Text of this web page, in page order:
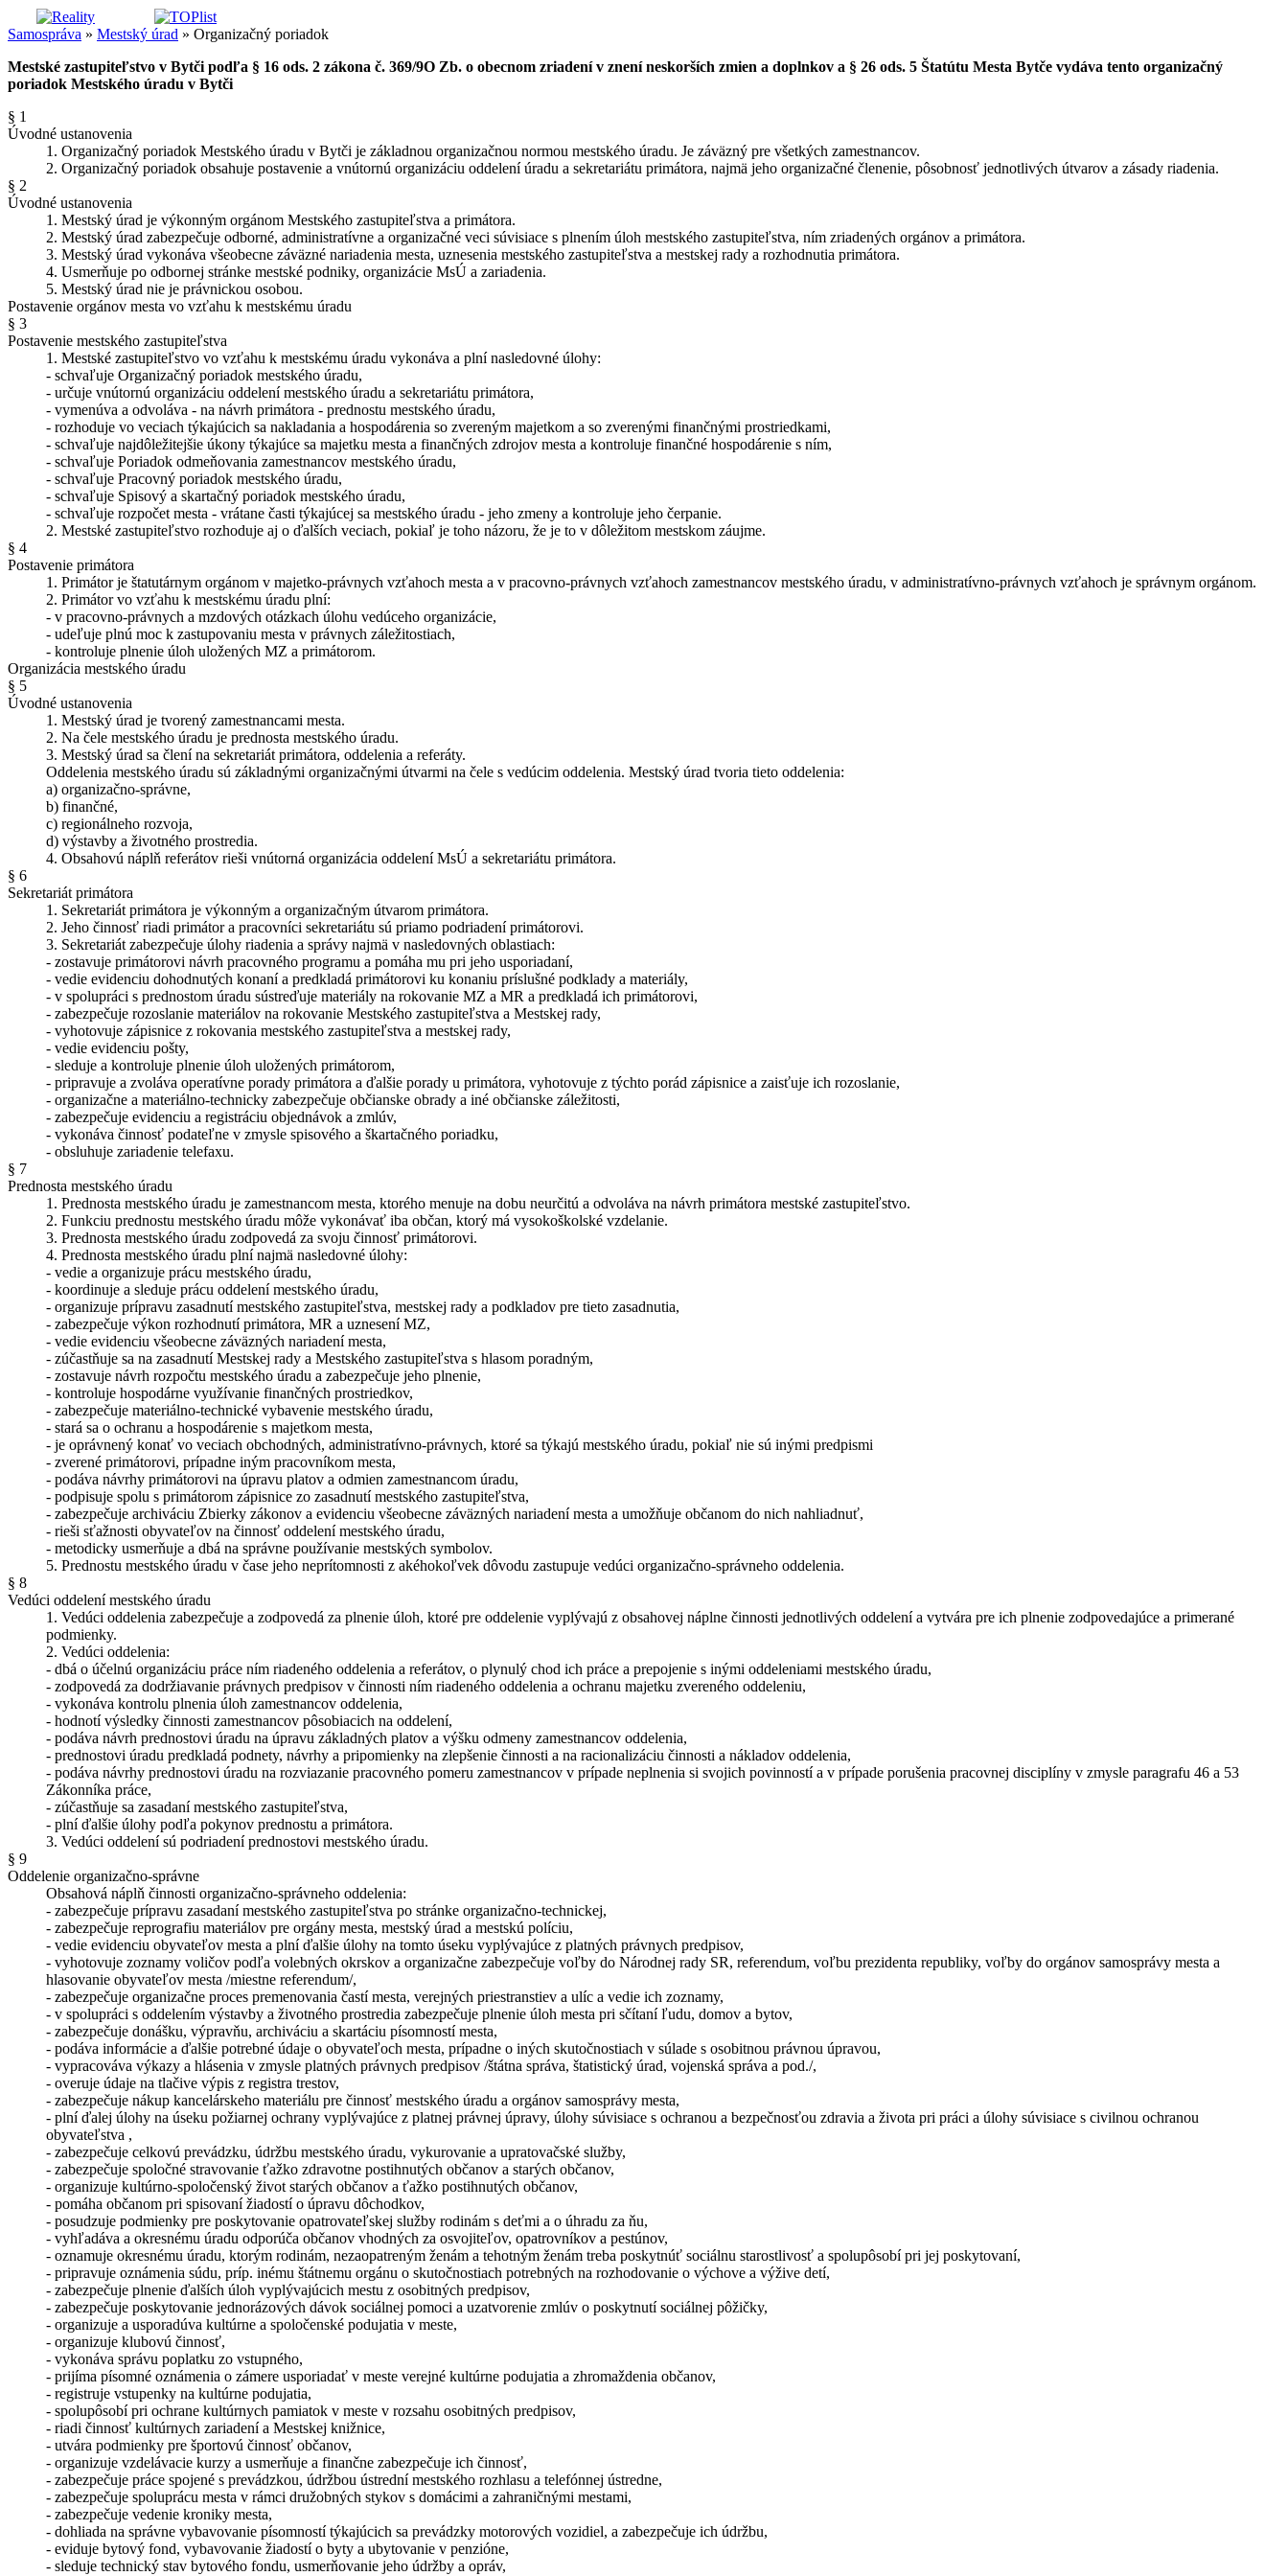
Samospráva » Mestský úrad » Organizačný poriadok
Mestské zastupiteľstvo v Bytči podľa § 16 ods. 2 zákona č. 369/9O Zb. o obecnom zriadení v znení neskorších zmien a doplnkov a § 26 ods. 5 Štatútu Mesta Bytče vydáva tento organizačný
poriadok Mestského úradu v Bytči
§ 1
Úvodné ustanovenia
1. Organizačný poriadok Mestského úradu v Bytči je základnou organizačnou normou mestského úradu. Je záväzný pre všetkých zamestnancov.
2. Organizačný poriadok obsahuje postavenie a vnútornú organizáciu oddelení úradu a sekretariátu primátora, najmä jeho organizačné členenie, pôsobnosť jednotlivých útvarov a zásady riadenia.
§ 2
Úvodné ustanovenia
1. Mestský úrad je výkonným orgánom Mestského zastupiteľstva a primátora.
2. Mestský úrad zabezpečuje odborné, administratívne a organizačné veci súvisiace s plnením úloh mestského zastupiteľstva, ním zriadených orgánov a primátora.
3. Mestský úrad vykonáva všeobecne záväzné nariadenia mesta, uznesenia mestského zastupiteľstva a mestskej rady a rozhodnutia primátora.
4. Usmerňuje po odbornej stránke mestské podniky, organizácie MsÚ a zariadenia.
5. Mestský úrad nie je právnickou osobou.
Postavenie orgánov mesta vo vzťahu k mestskému úradu
§ 3
Postavenie mestského zastupiteľstva
1. Mestské zastupiteľstvo vo vzťahu k mestskému úradu vykonáva a plní nasledovné úlohy:
- schvaľuje Organizačný poriadok mestského úradu,
- určuje vnútornú organizáciu oddelení mestského úradu a sekretariátu primátora,
- vymenúva a odvoláva - na návrh primátora - prednostu mestského úradu,
- rozhoduje vo veciach týkajúcich sa nakladania a hospodárenia so zvereným majetkom a so zverenými finančnými prostriedkami,
- schvaľuje najdôležitejšie úkony týkajúce sa majetku mesta a finančných zdrojov mesta a kontroluje finančné hospodárenie s ním,
- schvaľuje Poriadok odmeňovania zamestnancov mestského úradu,
- schvaľuje Pracovný poriadok mestského úradu,
- schvaľuje Spisový a skartačný poriadok mestského úradu,
- schvaľuje rozpočet mesta - vrátane časti týkajúcej sa mestského úradu - jeho zmeny a kontroluje jeho čerpanie.
2. Mestské zastupiteľstvo rozhoduje aj o ďalších veciach, pokiaľ je toho názoru, že je to v dôležitom mestskom záujme.
§ 4
Postavenie primátora
1. Primátor je štatutárnym orgánom v majetko-právnych vzťahoch mesta a v pracovno-právnych vzťahoch zamestnancov mestského úradu, v administratívno-právnych vzťahoch je správnym orgánom.
2. Primátor vo vzťahu k mestskému úradu plní:
- v pracovno-právnych a mzdových otázkach úlohu vedúceho organizácie,
- udeľuje plnú moc k zastupovaniu mesta v právnych záležitostiach,
- kontroluje plnenie úloh uložených MZ a primátorom.
Organizácia mestského úradu
§ 5
Úvodné ustanovenia
1. Mestský úrad je tvorený zamestnancami mesta.
2. Na čele mestského úradu je prednosta mestského úradu.
3. Mestský úrad sa člení na sekretariát primátora, oddelenia a referáty.
Oddelenia mestského úradu sú základnými organizačnými útvarmi na čele s vedúcim oddelenia. Mestský úrad tvoria tieto oddelenia:
a) organizačno-správne,
b) finančné,
c) regionálneho rozvoja,
d) výstavby a životného prostredia.
4. Obsahovú náplň referátov rieši vnútorná organizácia oddelení MsÚ a sekretariátu primátora.
§ 6
Sekretariát primátora
1. Sekretariát primátora je výkonným a organizačným útvarom primátora.
2. Jeho činnosť riadi primátor a pracovníci sekretariátu sú priamo podriadení primátorovi.
3. Sekretariát zabezpečuje úlohy riadenia a správy najmä v nasledovných oblastiach:
- zostavuje primátorovi návrh pracovného programu a pomáha mu pri jeho usporiadaní,
- vedie evidenciu dohodnutých konaní a predkladá primátorovi ku konaniu príslušné podklady a materiály,
- v spolupráci s prednostom úradu sústreďuje materiály na rokovanie MZ a MR a predkladá ich primátorovi,
- zabezpečuje rozoslanie materiálov na rokovanie Mestského zastupiteľstva a Mestskej rady,
- vyhotovuje zápisnice z rokovania mestského zastupiteľstva a mestskej rady,
- vedie evidenciu pošty,
- sleduje a kontroluje plnenie úloh uložených primátorom,
- pripravuje a zvoláva operatívne porady primátora a ďalšie porady u primátora, vyhotovuje z týchto porád zápisnice a zaisťuje ich rozoslanie,
- organizačne a materiálno-technicky zabezpečuje občianske obrady a iné občianske záležitosti,
- zabezpečuje evidenciu a registráciu objednávok a zmlúv,
- vykonáva činnosť podateľne v zmysle spisového a škartačného poriadku,
- obsluhuje zariadenie telefaxu.
§ 7
Prednosta mestského úradu
1. Prednosta mestského úradu je zamestnancom mesta, ktorého menuje na dobu neurčitú a odvoláva na návrh primátora mestské zastupiteľstvo.
2. Funkciu prednostu mestského úradu môže vykonávať iba občan, ktorý má vysokoškolské vzdelanie.
3. Prednosta mestského úradu zodpovedá za svoju činnosť primátorovi.
4. Prednosta mestského úradu plní najmä nasledovné úlohy:
- vedie a organizuje prácu mestského úradu,
- koordinuje a sleduje prácu oddelení mestského úradu,
- organizuje prípravu zasadnutí mestského zastupiteľstva, mestskej rady a podkladov pre tieto zasadnutia,
- zabezpečuje výkon rozhodnutí primátora, MR a uznesení MZ,
- vedie evidenciu všeobecne záväzných nariadení mesta,
- zúčastňuje sa na zasadnutí Mestskej rady a Mestského zastupiteľstva s hlasom poradným,
- zostavuje návrh rozpočtu mestského úradu a zabezpečuje jeho plnenie,
- kontroluje hospodárne využívanie finančných prostriedkov,
- zabezpečuje materiálno-technické vybavenie mestského úradu,
- stará sa o ochranu a hospodárenie s majetkom mesta,
- je oprávnený konať vo veciach obchodných, administratívno-právnych, ktoré sa týkajú mestského úradu, pokiaľ nie sú inými predpismi
- zverené primátorovi, prípadne iným pracovníkom mesta,
- podáva návrhy primátorovi na úpravu platov a odmien zamestnancom úradu,
- podpisuje spolu s primátorom zápisnice zo zasadnutí mestského zastupiteľstva,
- zabezpečuje archiváciu Zbierky zákonov a evidenciu všeobecne záväzných nariadení mesta a umožňuje občanom do nich nahliadnuť,
- rieši sťažnosti obyvateľov na činnosť oddelení mestského úradu,
- metodicky usmerňuje a dbá na správne používanie mestských symbolov.
5. Prednostu mestského úradu v čase jeho neprítomnosti z akéhokoľvek dôvodu zastupuje vedúci organizačno-správneho oddelenia.
§ 8
Vedúci oddelení mestského úradu
1. Vedúci oddelenia zabezpečuje a zodpovedá za plnenie úloh, ktoré pre oddelenie vyplývajú z obsahovej náplne činnosti jednotlivých oddelení a vytvára pre ich plnenie zodpovedajúce a primerané
podmienky.
2. Vedúci oddelenia:
- dbá o účelnú organizáciu práce ním riadeného oddelenia a referátov, o plynulý chod ich práce a prepojenie s inými oddeleniami mestského úradu,
- zodpovedá za dodržiavanie právnych predpisov v činnosti ním riadeného oddelenia a ochranu majetku zvereného oddeleniu,
- vykonáva kontrolu plnenia úloh zamestnancov oddelenia,
- hodnotí výsledky činnosti zamestnancov pôsobiacich na oddelení,
- podáva návrh prednostovi úradu na úpravu základných platov a výšku odmeny zamestnancov oddelenia,
- prednostovi úradu predkladá podnety, návrhy a pripomienky na zlepšenie činnosti a na racionalizáciu činnosti a nákladov oddelenia,
- podáva návrhy prednostovi úradu na rozviazanie pracovného pomeru zamestnancov v prípade neplnenia si svojich povinností a v prípade porušenia pracovnej disciplíny v zmysle paragrafu 46 a 53
Zákonníka práce,
- zúčastňuje sa zasadaní mestského zastupiteľstva,
- plní ďalšie úlohy podľa pokynov prednostu a primátora.
3. Vedúci oddelení sú podriadení prednostovi mestského úradu.
§ 9
Oddelenie organizačno-správne
Obsahová náplň činnosti organizačno-správneho oddelenia:
- zabezpečuje prípravu zasadaní mestského zastupiteľstva po stránke organizačno-technickej,
- zabezpečuje reprografiu materiálov pre orgány mesta, mestský úrad a mestskú políciu,
- vedie evidenciu obyvateľov mesta a plní ďalšie úlohy na tomto úseku vyplývajúce z platných právnych predpisov,
- vyhotovuje zoznamy voličov podľa volebných okrskov a organizačne zabezpečuje voľby do Národnej rady SR, referendum, voľbu prezidenta republiky, voľby do orgánov samosprávy mesta a
hlasovanie obyvateľov mesta /miestne referendum/,
- zabezpečuje organizačne proces premenovania častí mesta, verejných priestranstiev a ulíc a vedie ich zoznamy,
- v spolupráci s oddelením výstavby a životného prostredia zabezpečuje plnenie úloh mesta pri sčítaní ľudu, domov a bytov,
- zabezpečuje donášku, výpravňu, archiváciu a skartáciu písomností mesta,
- podáva informácie a ďalšie potrebné údaje o obyvateľoch mesta, prípadne o iných skutočnostiach v súlade s osobitnou právnou úpravou,
- vypracováva výkazy a hlásenia v zmysle platných právnych predpisov /štátna správa, štatistický úrad, vojenská správa a pod./,
- overuje údaje na tlačive výpis z registra trestov,
- zabezpečuje nákup kancelárskeho materiálu pre činnosť mestského úradu a orgánov samosprávy mesta,
- plní ďalej úlohy na úseku požiarnej ochrany vyplývajúce z platnej právnej úpravy, úlohy súvisiace s ochranou a bezpečnosťou zdravia a života pri práci a úlohy súvisiace s civilnou ochranou
obyvateľstva ,
- zabezpečuje celkovú prevádzku, údržbu mestského úradu, vykurovanie a upratovačské služby,
- zabezpečuje spoločné stravovanie ťažko zdravotne postihnutých občanov a starých občanov,
- organizuje kultúrno-spoločenský život starých občanov a ťažko postihnutých občanov,
- pomáha občanom pri spisovaní žiadostí o úpravu dôchodkov,
- posudzuje podmienky pre poskytovanie opatrovateľskej služby rodinám s deťmi a o úhradu za ňu,
- vyhľadáva a okresnému úradu odporúča občanov vhodných za osvojiteľov, opatrovníkov a pestúnov,
- oznamuje okresnému úradu, ktorým rodinám, nezaopatreným ženám a tehotným ženám treba poskytnúť sociálnu starostlivosť a spolupôsobí pri jej poskytovaní,
- pripravuje oznámenia súdu, príp. inému štátnemu orgánu o skutočnostiach potrebných na rozhodovanie o výchove a výžive detí,
- zabezpečuje plnenie ďalších úloh vyplývajúcich mestu z osobitných predpisov,
- zabezpečuje poskytovanie jednorázových dávok sociálnej pomoci a uzatvorenie zmlúv o poskytnutí sociálnej pôžičky,
- organizuje a usporadúva kultúrne a spoločenské podujatia v meste,
- organizuje klubovú činnosť,
- vykonáva správu poplatku zo vstupného,
- prijíma písomné oznámenia o zámere usporiadať v meste verejné kultúrne podujatia a zhromaždenia občanov,
- registruje vstupenky na kultúrne podujatia,
- spolupôsobí pri ochrane kultúrnych pamiatok v meste v rozsahu osobitných predpisov,
- riadi činnosť kultúrnych zariadení a Mestskej knižnice,
- utvára podmienky pre športovú činnosť občanov,
- organizuje vzdelávacie kurzy a usmerňuje a finančne zabezpečuje ich činnosť,
- zabezpečuje práce spojené s prevádzkou, údržbou ústrední mestského rozhlasu a telefónnej ústredne,
- zabezpečuje spoluprácu mesta v rámci družobných stykov s domácimi a zahraničnými mestami,
- zabezpečuje vedenie kroniky mesta,
- dohliada na správne vybavovanie písomností týkajúcich sa prevádzky motorových vozidiel, a zabezpečuje ich údržbu,
- eviduje bytový fond, vybavovanie žiadostí o byty a ubytovanie v penzióne,
- sleduje technický stav bytového fondu, usmerňovanie jeho údržby a opráv,